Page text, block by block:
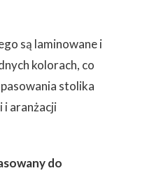
są laminowane i
kolorach, co
stolika
i aranżacji
do